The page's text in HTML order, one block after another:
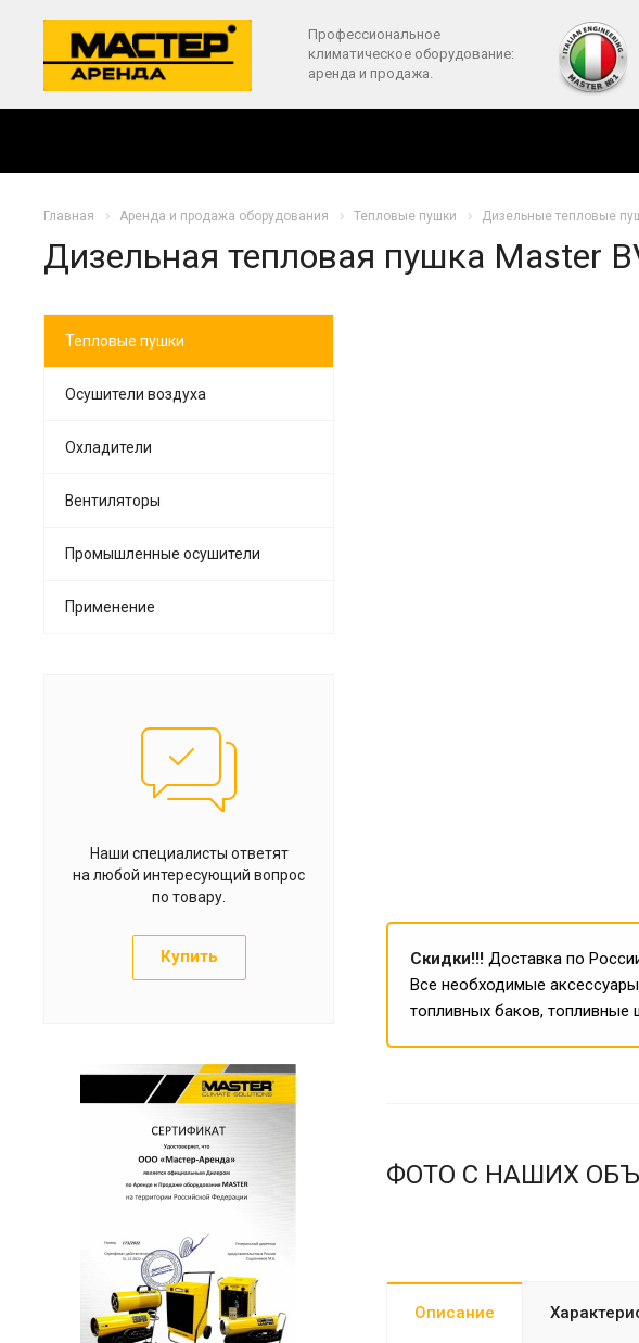
Профессиональное
климатическое оборудование:
аренда и продажа.
Главная Аренда и продажа оборудования Тепловые пушки Дизельные тепловые
Дизельная тепловая пушка Master
Скидки!!! Доставка по
Все необходимые
топливных баков, топливные
ФОТО С НАШИХ
Описание
Тепловые пушки
Осушители воздуха
Охладители
Вентиляторы
Промышленные осушители
Применение
Наши специалисты ответят
на любой интересующий вопрос
по товару.
Купить